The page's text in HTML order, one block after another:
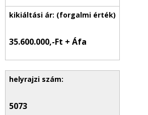
35.600.000,-Ft + Áfa
5073